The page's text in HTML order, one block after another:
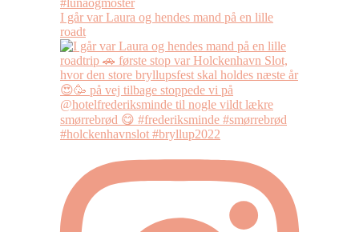
I går var Laura og hendes mand på en lille
roadt